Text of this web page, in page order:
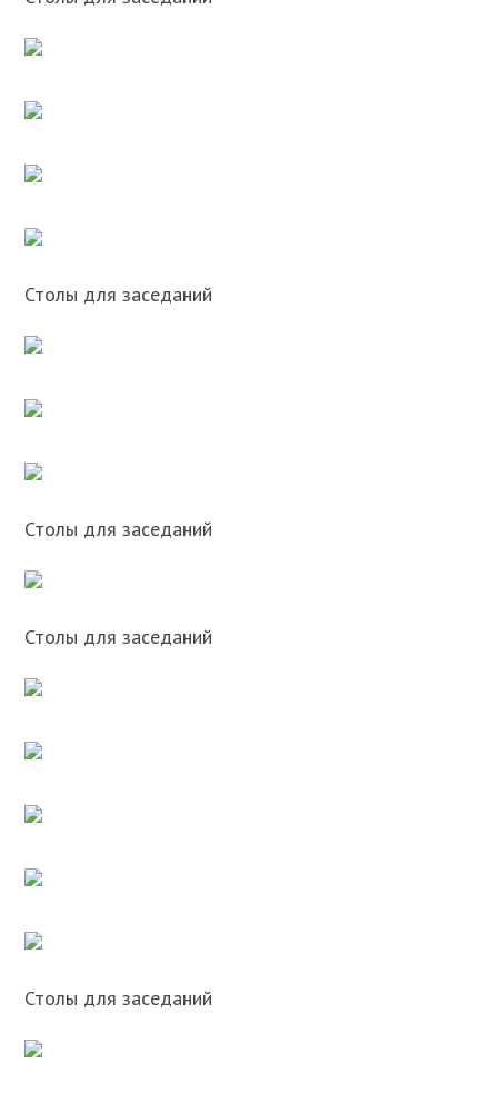
Столы для заседаний
Столы для заседаний
Столы для заседаний
Столы для заседаний